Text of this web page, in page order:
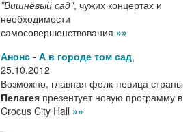
"Вишнёвый сад", чужих концертах и
необходимости
самосовершенствования »»
Анонс - А в городе том сад,
25.10.2012
Возможно, главная фолк-певица страны
Пелагея презентует новую программу в
Crocus City Hall »»